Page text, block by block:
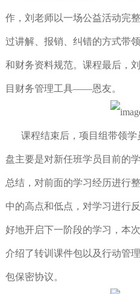
作，刘老师以一场公益活动完
过讲解、报销、纠错的方式带
和财务资料规范。课程最后，
目财务管理工具——恩友。
课程结束后，项目组带领
盘主要是对新任班学员目前的
总结，对前面的学习经历进行
中的高点和低点，对学习进行
好地开启下一阶段的学习，本
介绍了转训课件包以及行动管
包保密协议。